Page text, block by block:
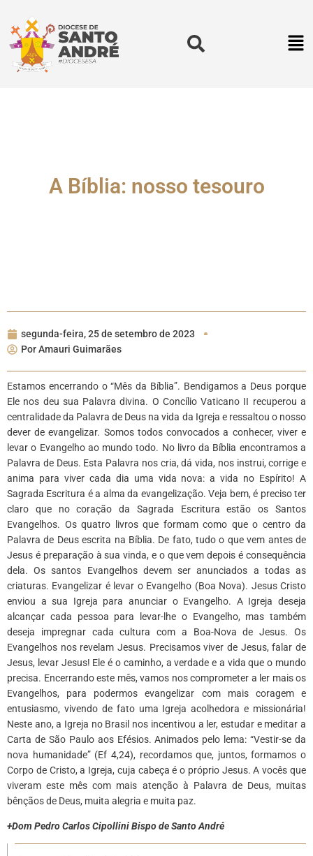
A Bíblia: nosso tesouro
segunda-feira, 25 de setembro de 2023
PorAmauri Guimarães
Estamos encerrando o “Mês da Bíblia”. Bendigamos a Deus porque
Ele nos deu sua Palavra divina. O Concílio Vaticano II recuperou a
centralidade da Palavra de Deus na vida da Igreja e ressaltou o nosso
dever de evangelizar. Somos todos convocados a conhecer, viver e
levar o Evangelho ao mundo todo. No livro da Bíblia encontramos a
Palavra de Deus. Esta Palavra nos cria, dá vida, nos instrui, corrige e
anima para viver cada dia uma vida nova: a vida no Espírito! A
Sagrada Escritura é a alma da evangelização. Veja bem, é preciso ter
claro que no coração da Sagrada Escritura estão os Santos
Evangelhos. Os quatro livros que formam como que o centro da
Palavra de Deus escrita na Bíblia. De fato, tudo o que vem antes de
Jesus é preparação à sua vinda, e o que vem depois é consequência
dela. Os santos Evangelhos devem ser anunciados a todas as
criaturas. Evangelizar é levar o Evangelho (Boa Nova). Jesus Cristo
enviou a sua Igreja para anunciar o Evangelho. A Igreja deseja
alcançar cada pessoa para levar-lhe o Evangelho, mas também
deseja impregnar cada cultura com a Boa-Nova de Jesus. Os
Evangelhos nos revelam Jesus. Precisamos viver de Jesus, falar de
Jesus, levar Jesus! Ele é o caminho, a verdade e a vida que o mundo
precisa. Encerrando este mês, vamos nos comprometer a ler mais os
Evangelhos, para podermos evangelizar com mais coragem e
entusiasmo, vivendo de fato uma Igreja acolhedora e missionária!
Neste ano, a Igreja no Brasil nos incentivou a ler, estudar e meditar a
Carta de São Paulo aos Efésios. Animados pelo lema: “Vestir-se da
nova humanidade” (Ef 4,24), recordamos que, juntos, formamos o
Corpo de Cristo, a Igreja, cuja cabeça é o próprio Jesus. A vocês que
viveram este mês com mais atenção à Palavra de Deus, muitas
bênçãos de Deus, muita alegria e muita paz.
+Dom Pedro Carlos Cipollini Bispo de Santo André